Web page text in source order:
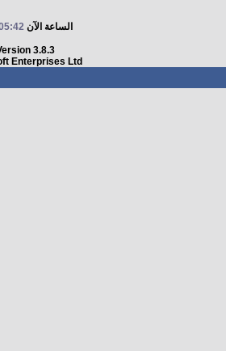
الساعة الآن PM
3.8.3
Enterprises Ltd.